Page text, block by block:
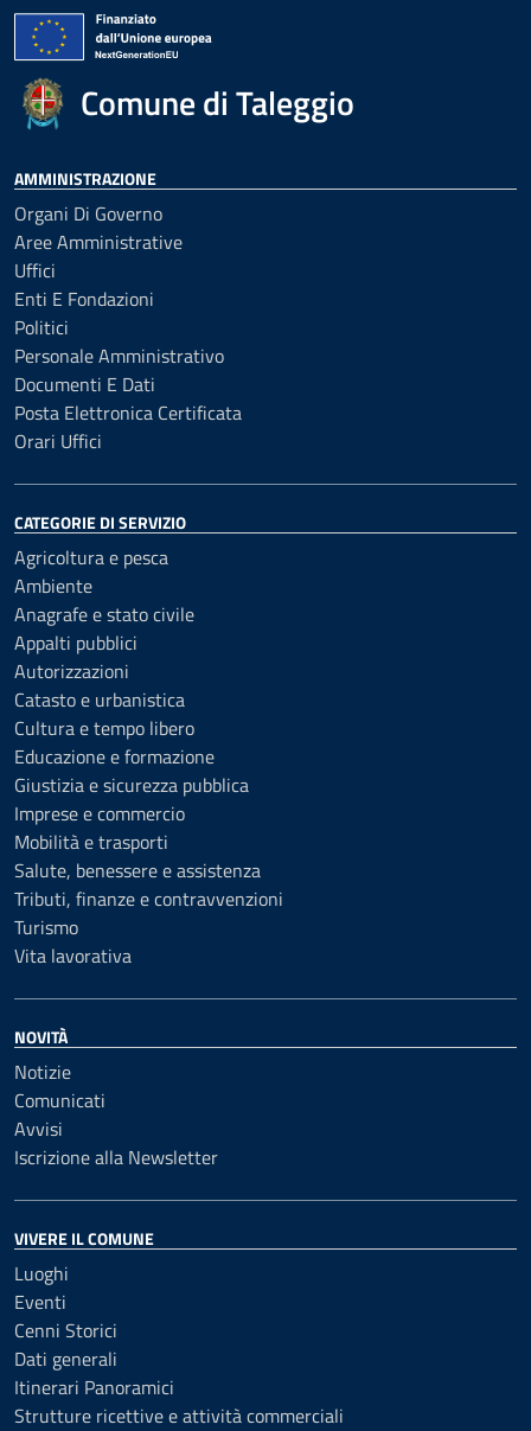
Comune di Taleggio
AMMINISTRAZIONE
Organi Di Governo
Aree Amministrative
Uffici
Enti E Fondazioni
Politici
Personale Amministrativo
Documenti E Dati
Posta Elettronica Certificata
Orari Uffici
CATEGORIE DI SERVIZIO
Agricoltura e pesca
Ambiente
Anagrafe e stato civile
Appalti pubblici
Autorizzazioni
Catasto e urbanistica
Cultura e tempo libero
Educazione e formazione
Giustizia e sicurezza pubblica
Imprese e commercio
Mobilità e trasporti
Salute, benessere e assistenza
Tributi, finanze e contravvenzioni
Turismo
Vita lavorativa
NOVITÀ
Notizie
Comunicati
Avvisi
Iscrizione alla Newsletter
VIVERE IL COMUNE
Luoghi
Eventi
Cenni Storici
Dati generali
Itinerari Panoramici
Strutture ricettive e attività commerciali